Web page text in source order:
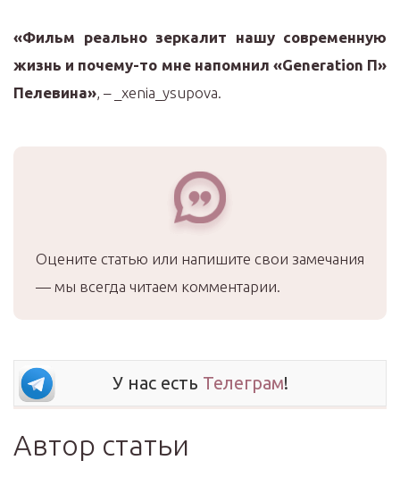
«Фильм реально зеркалит нашу современную
жизнь и почему-то мне напомнил «Generation П»
Пелевина», – _xenia_ysupova.
Оцените статью или напишите свои замечания
— мы всегда читаем комментарии.
У нас есть Телеграм!
Автор статьи